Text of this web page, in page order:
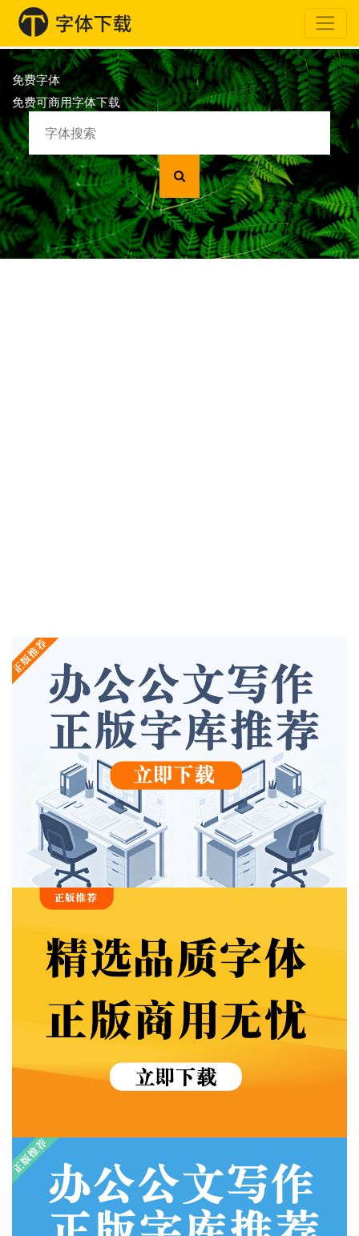
免费字体
免费可商用字体下载